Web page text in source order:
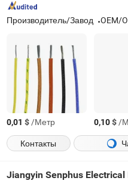
Производитель/Завод OEM/
0,01 $/Метр 0,10$/
Контакты
Jiangyin Senphus